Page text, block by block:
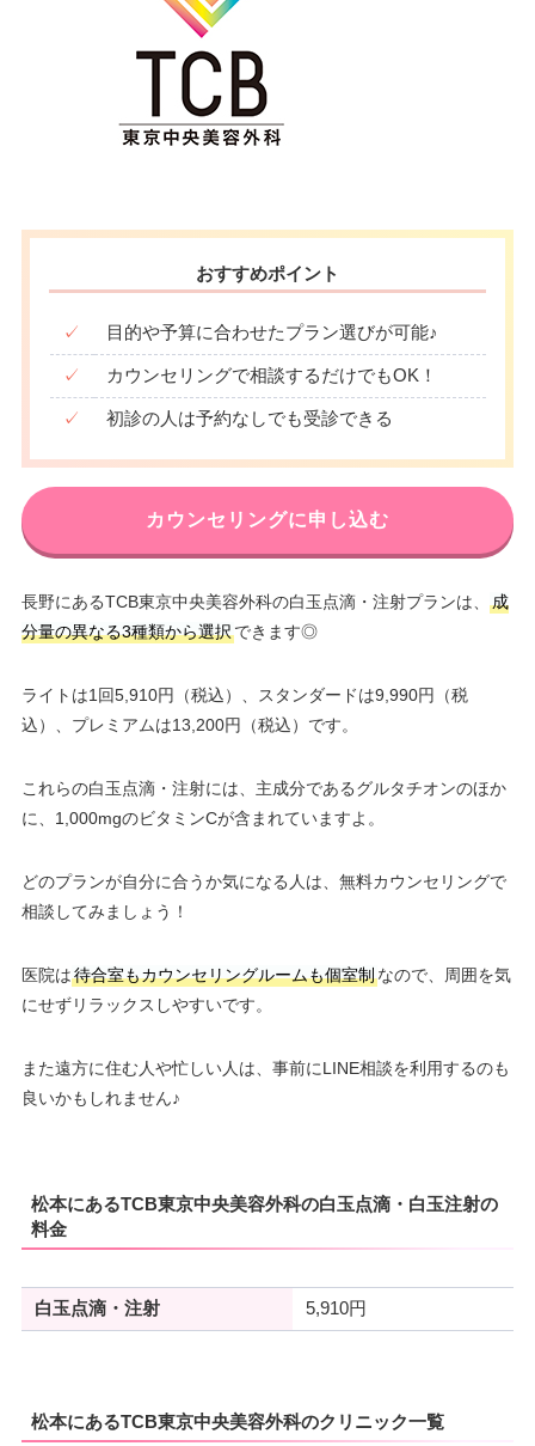
おすすめポイント
✓ 目的や予算に合わせたプラン選びが可能♪
✓ カウンセリングで相談するだけでもOK！
✓ 初診の人は予約なしでも受診できる
カウンセリングに申し込む
長野にあるTCB東京中央美容外科の白玉点滴・注射プランは、
成
分量の異なる3種類から選択できます◎
ライトは1回5,910円（税込）、スタンダードは9,990円（税
込）、プレミアムは13,200円（税込）です。
これらの白玉点滴・注射には、主成分であるグルタチオンのほか
に、1,000mgのビタミンCが含まれていますよ。
どのプランが自分に合うか気になる人は、無料カウンセリングで
相談してみましょう！
医院は待合室もカウンセリングルームも個室制なので、周囲を気
にせずリラックスしやすいです。
また遠方に住む人や忙しい人は、事前にLINE相談を利用するのも
良いかもしれません♪
松本にあるTCB東京中央美容外科の白玉点滴・白玉注射の
料金
白玉点滴・注射 5,910円
松本にあるTCB東京中央美容外科のクリニック一覧